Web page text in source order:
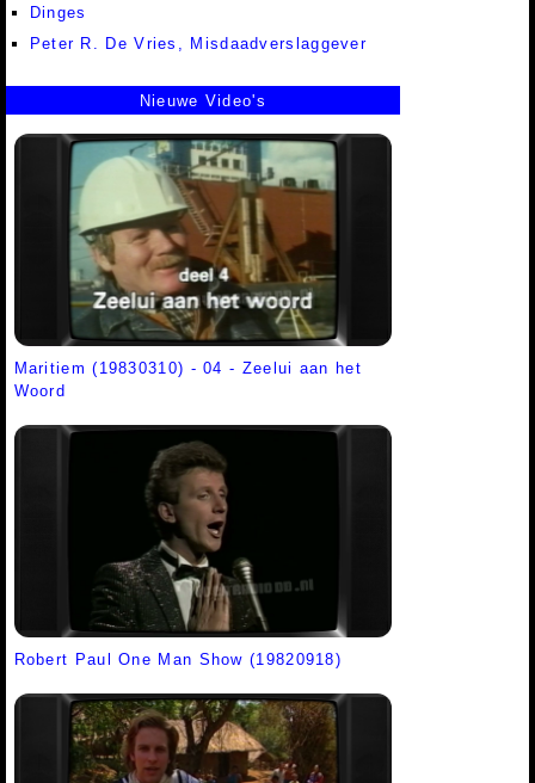
Dinges
Peter R. De Vries, Misdaadverslaggever
Nieuwe Video's
Maritiem (19830310) - 04 - Zeelui aan het
Woord
Robert Paul One Man Show (19820918)